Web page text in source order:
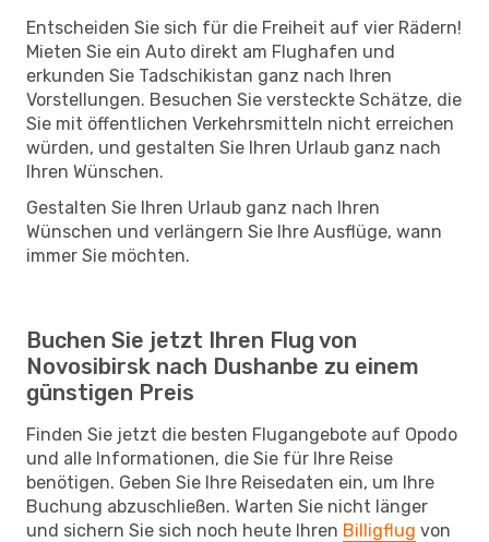
Entscheiden Sie sich für die Freiheit auf vier Rädern!
Mieten Sie ein Auto direkt am Flughafen und
erkunden Sie Tadschikistan ganz nach Ihren
Vorstellungen. Besuchen Sie versteckte Schätze, die
Sie mit öffentlichen Verkehrsmitteln nicht erreichen
würden, und gestalten Sie Ihren Urlaub ganz nach
Ihren Wünschen.
Gestalten Sie Ihren Urlaub ganz nach Ihren
Wünschen und verlängern Sie Ihre Ausflüge, wann
immer Sie möchten.
Buchen Sie jetzt Ihren Flug von
Novosibirsk nach Dushanbe zu einem
günstigen Preis
Finden Sie jetzt die besten Flugangebote auf Opodo
und alle Informationen, die Sie für Ihre Reise
benötigen. Geben Sie Ihre Reisedaten ein, um Ihre
Buchung abzuschließen. Warten Sie nicht länger
und sichern Sie sich noch heute Ihren Billigflug von